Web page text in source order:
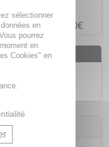
à partir de 30€
en 24h*
sélectionner
en
pourrez
en
Cookies" en